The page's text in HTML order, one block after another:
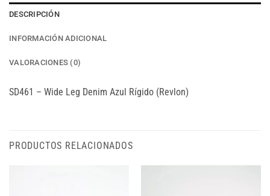
DESCRIPCIÓN
INFORMACIÓN ADICIONAL
VALORACIONES (0)
SD461 – Wide Leg Denim Azul Rígido (Revlon)
PRODUCTOS RELACIONADOS